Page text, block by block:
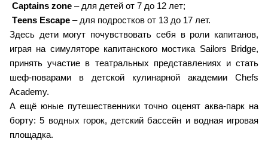
Captains zone – для детей от 7 до 12 лет;
Тeens Escape – для подростков от 13 до 17 лет.
Здесь дети могут почувствовать себя в роли капитанов,
играя на симуляторе капитанского мостика Sailors Bridge,
принять участие в театральных представлениях и стать
шеф-поварами в детской кулинарной академии Chefs
Academy.
А ещё юные путешественники точно оценят аква-парк на
борту: 5 водных горок, детский бассейн и водная игровая
площадка.